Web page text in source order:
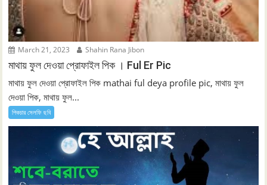
March 21, 2023 Shahin Rana Jibon
মাথায় ফুল দেওয়া প্রোফাইল পিক । Ful Er Pic
মাথায় ফুল দেওয়া প্রোফাইল পিক mathai ful deya profile pic, মাথায় ফুল
দেওয়া পিক, মাথায় ফুল...
পিকচার সেলফি ছবি